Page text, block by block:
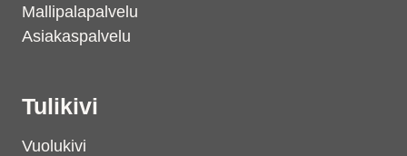
Mallipalapalvelu
Asiakaspalvelu
Tulikivi
Vuolukivi